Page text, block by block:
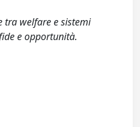
tra welfare e sistemi
e opportunità.